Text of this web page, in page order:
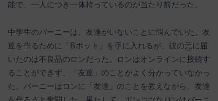
能で、一人につき一体持っているのが当たり前だった。
中学生のバーニーは、友達がいないことに悩んでいた。友
達を作るために「Bボット」を手に入れるが、彼の元に届
いたのは不良品のロンだった。ロンはオンラインに接続す
ることができず、「友達」のことがよく分かっていなかっ
た。バーニーはロンに「友達」のことを教えながら、友達